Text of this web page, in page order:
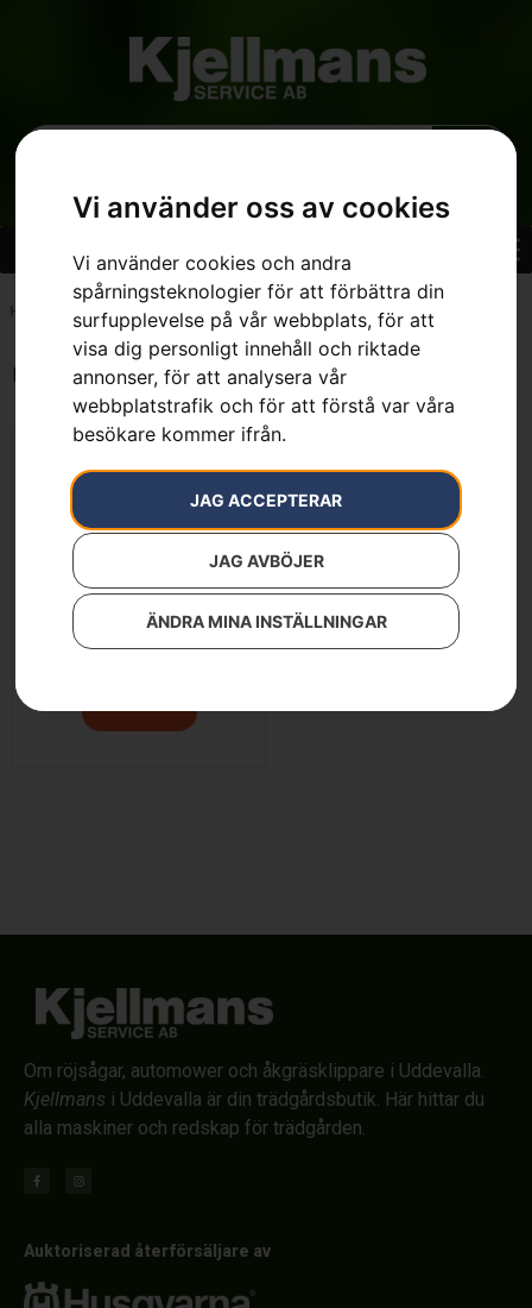
Vi använder oss av cookies
Vi använder cookies och andra
spårningsteknologier för att förbättra din
surfupplevelse på vår webbplats, för att
visa dig personligt innehåll och riktade
annonser, för att analysera vår
webbplatstrafik och för att förstå var våra
besökare kommer ifrån.
JAG ACCEPTERAR
JAG AVBÖJER
ÄNDRA MINA INSTÄLLNINGAR
Hem 7392930306868
Endast ett sökresultat
Weed brush –
ARWB580Xv1
99 900kr
Om röjsågar, automower och åkgräsklippare i Uddevalla.
Kjellmans i Uddevalla är din trädgårdsbutik. Här hittar du
alla maskiner och redskap för trädgården.
Auktoriserad återförsäljare av